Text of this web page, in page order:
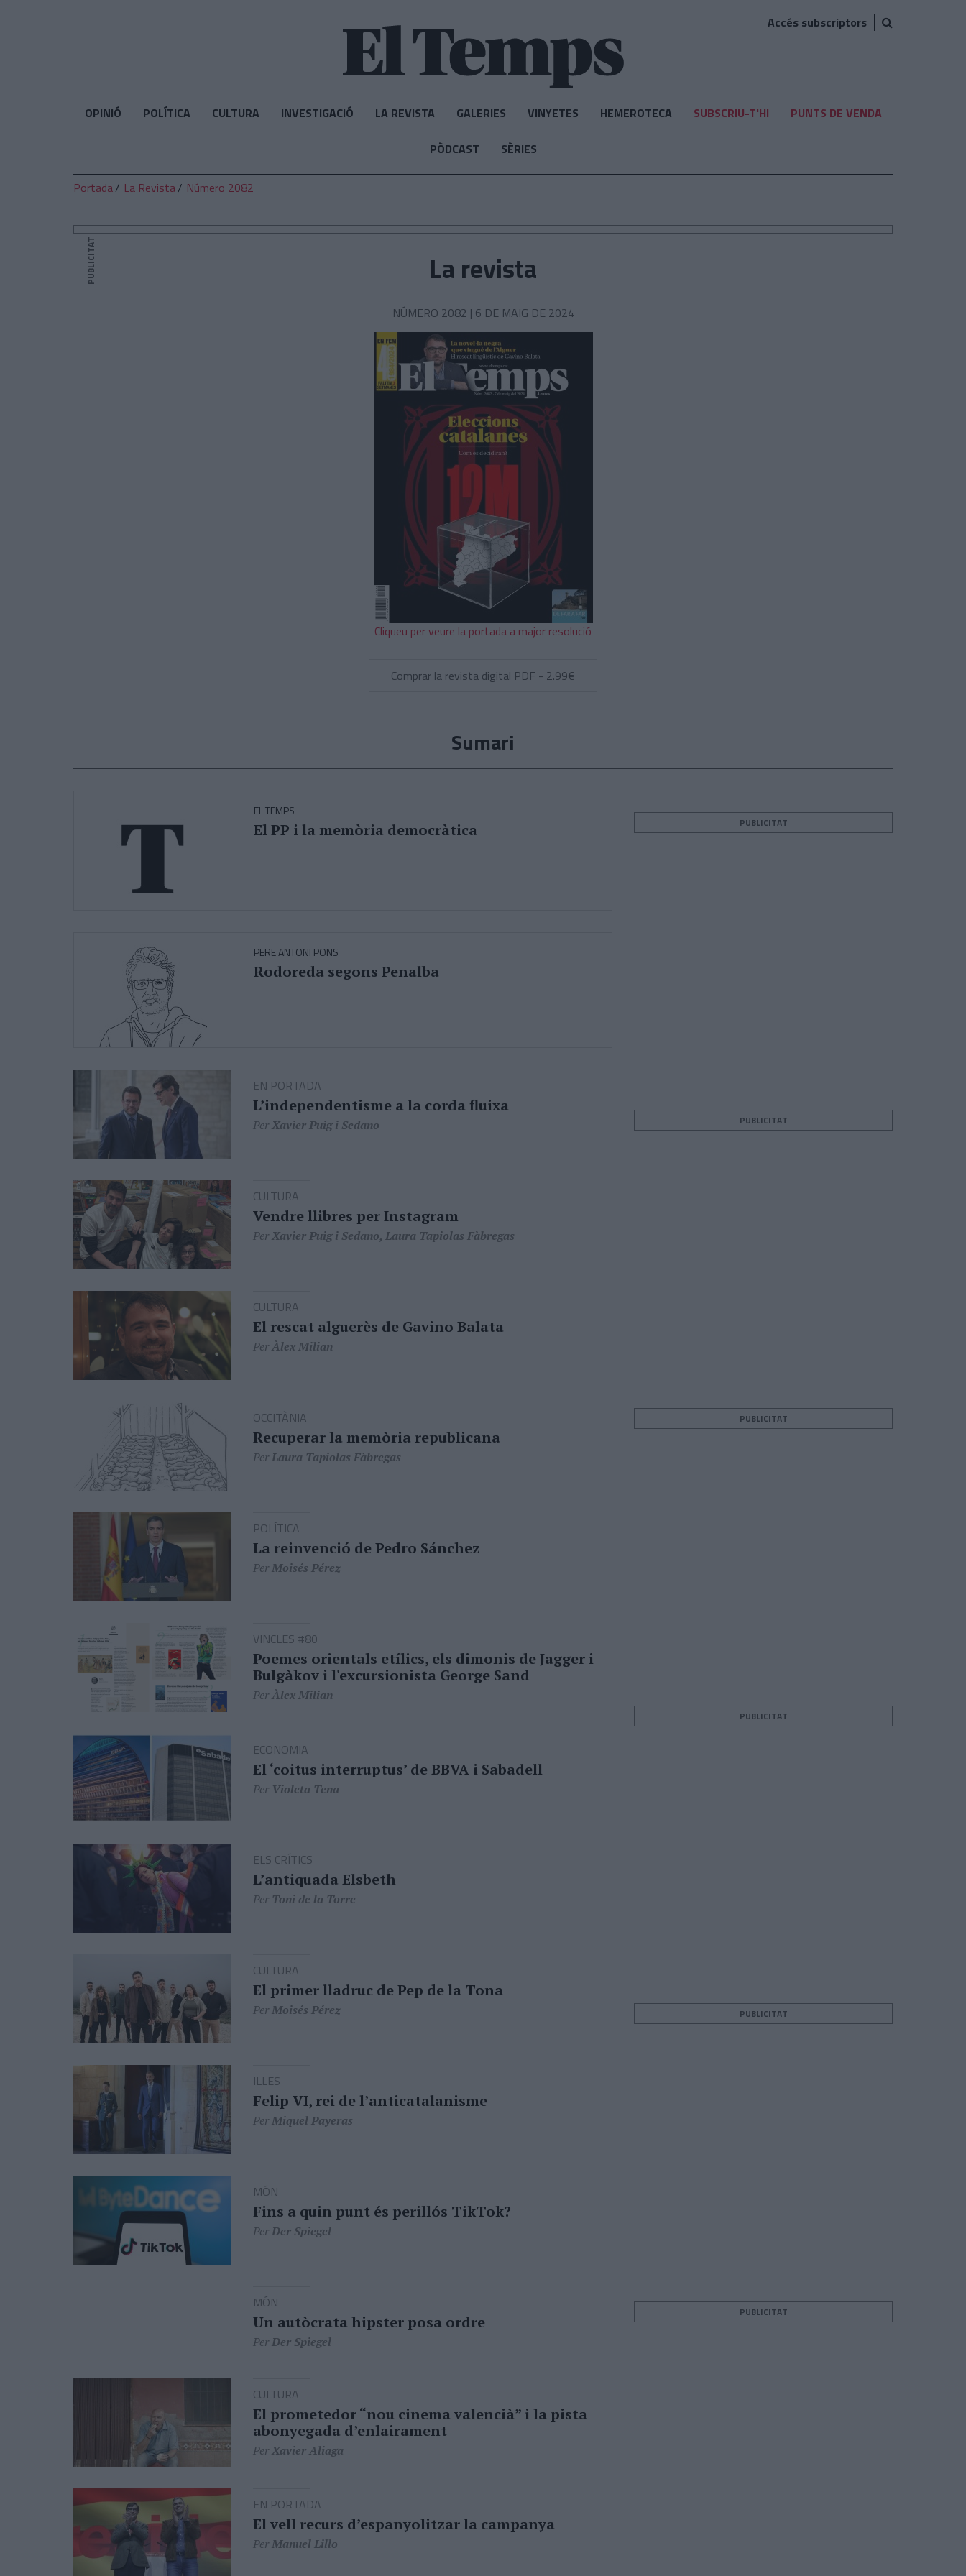
Accés subscriptors
OPINIÓ POLÍTICA CULTURA INVESTIGACIÓ LA REVISTA GALERIES VINYETES HEMEROTECA SUBSCRIU-T'HI PUNTS DE VENDA
PÒDCAST SÈRIES
Portada La Revista Número 2082
PUBLICITAT La revista
NÚMERO 2082 | 6 DE MAIG DE 2024
Cliqueu per veure la portada a major resolució
Comprar la revista digital PDF - 2.99€
Sumari
EL TEMPS
El PP i la memòria democràtica
PERE ANTONI PONS
Rodoreda segons Penalba
EN PORTADA
L’independentisme a la corda fluixa
PerXavier Puig i Sedano
CULTURA
Vendre llibres per Instagram
PerXavier Puig i Sedano, Laura Tapiolas Fàbregas
CULTURA
El rescat alguerès de Gavino Balata
PerÀlex Milian
OCCITÀNIA
Recuperar la memòria republicana
PerLaura Tapiolas Fàbregas
POLÍTICA
La reinvenció de Pedro Sánchez
PerMoisés Pérez
VINCLES #80
Poemes orientals etílics, els dimonis de Jagger i
Bulgàkov i l'excursionista George Sand
PerÀlex Milian
ECONOMIA
El ‘coitus interruptus’ de BBVA i Sabadell
Per Violeta Tena
ELS CRÍTICS
L’antiquada Elsbeth
Per Toni de la Torre
CULTURA
El primer lladruc de Pep de la Tona
PerMoisés Pérez
ILLES
Felip VI, rei de l’anticatalanisme
PerMiquel Payeras
MÓN
Fins a quin punt és perillós TikTok?
PerDer Spiegel
MÓN
Un autòcrata hipster posa ordre
PerDer Spiegel
CULTURA
El prometedor “nou cinema valencià” i la pista
abonyegada d’enlairament
PerXavier Aliaga
EN PORTADA
El vell recurs d’espanyolitzar la campanya
PerManuel Lillo
PUBLICITAT
PUBLICITAT
PUBLICITAT
PUBLICITAT
PUBLICITAT
PUBLICITAT